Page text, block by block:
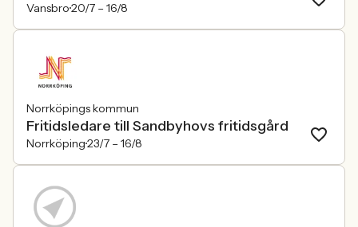
Vansbro20/7 – 16/8
Norrköpings kommun
Fritidsledare till Sandbyhovs fritidsgård
Norrköping23/7 – 16/8